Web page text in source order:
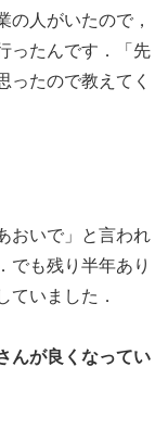
人がいたので，
ったんです．「先
ったので教えてく
おいで」と言われ
でも残り半年あり
ていました．
んが良くなってい